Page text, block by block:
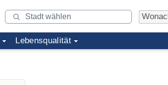
Lebensqualität